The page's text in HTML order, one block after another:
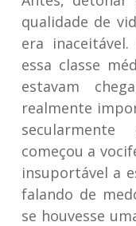
qualidade de
era
essa classe
estavam
realmente
começou a
insuportável a
falando de
se houvesse